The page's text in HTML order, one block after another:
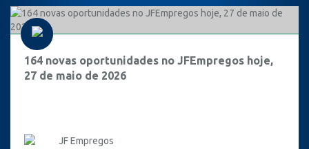
164 novas oportunidades no JFEmpregos hoje,
27 de maio de 2026
JF Empregos